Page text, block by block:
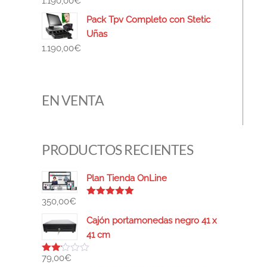
Pack Tpv Completo con Stetic
Uñas
1.190,00€
EN VENTA
PRODUCTOS RECIENTES
Plan Tienda OnLine
5
350,00€
Cajón portamonedas negro 41 x
41 cm
Valor
79,00€